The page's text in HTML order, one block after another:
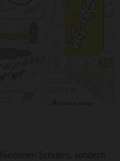
Schulen, sondern